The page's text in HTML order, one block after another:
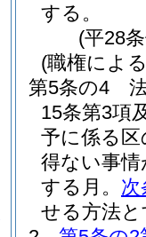
する。
(平28
(職権によ
第5条の4
15条第3項
予に係る
得ない事
する月。 次
せる方法